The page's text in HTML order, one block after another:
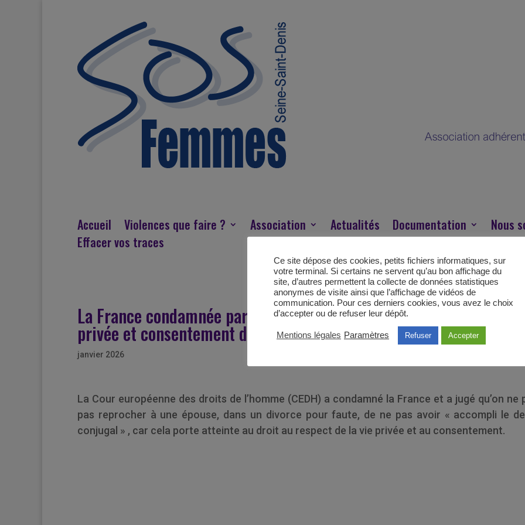
Accueil Violences que faire ? Association Actualités Documentation Nous
Effacer vos traces
La France condamnée par la CEDH pour avoir portée atteinte à la vie
privée et consentement d’une femme
janvier 2026
La Cour européenne des droits de l’homme (CEDH) a condamné la France et a jugé qu’on ne
pas reprocher à une épouse, dans un divorce pour faute, de ne pas avoir « accompli le
conjugal » , car cela porte atteinte au droit au respect de la vie privée et au consentement.
Ce site dépose des cookies, petits fichiers informatiques, sur
votre terminal. Si certains ne servent qu’au bon affichage du
site, d’autres permettent la collecte de données statistiques
anonymes de visite ainsi que l’affichage de vidéos de
communication. Pour ces derniers cookies, vous avez le choix
d’accepter ou de refuser leur dépôt.
Mentions légales Paramètres Refuser Accepter